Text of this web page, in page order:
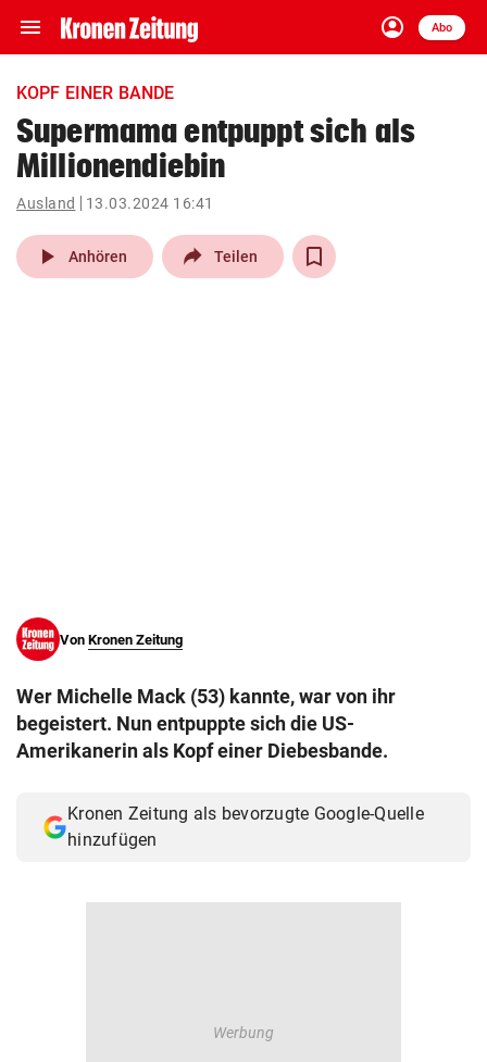
menu Navigation
ein-/ausklappen
account_circle
Anmelden
Abo
close Schließen
account_circle Anmelden
pin_drop
Wien arrow_right
KOPF EINER BANDE
Supermama entpuppt sich als
Millionendiebin
Ausland 13.03.2024 16:41
play_arrow Anhören Teilen
Von Kronen Zeitung
Wer Michelle Mack (53) kannte, war von ihr
begeistert. Nun entpuppte sich die US-
Amerikanerin als Kopf einer Diebesbande.
Kronen Zeitung als bevorzugte Google-Quelle
hinzufügen